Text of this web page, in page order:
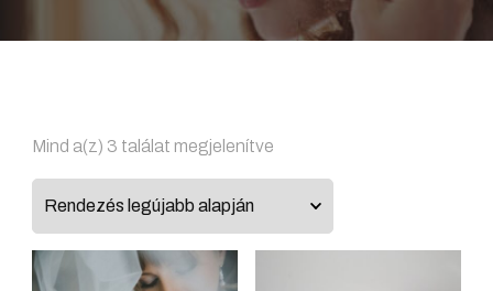
Mind a(z) 3 találat megjelenítve
by
latest